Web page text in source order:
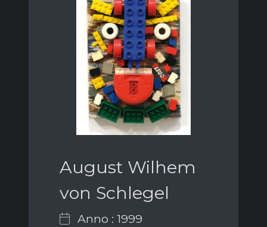
August Wilhem
von Schlegel
Anno : 1999